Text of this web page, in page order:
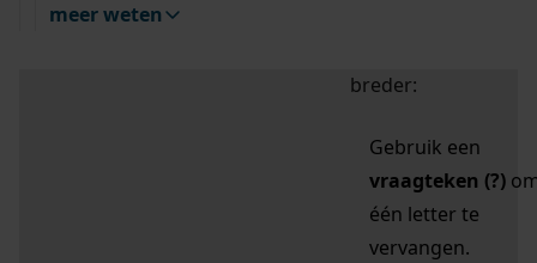
meer weten
breder:
Gebruik een
vraagteken (?)
één letter te
vervangen.